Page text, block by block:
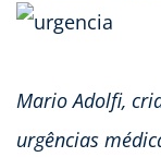
Mario Adolfi,
urgências